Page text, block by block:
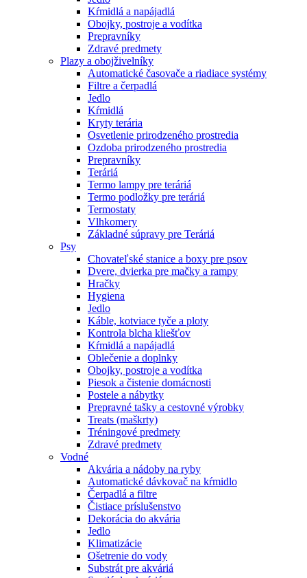
Kŕmidlá a napájadlá
Obojky, postroje a vodítka
Prepravníky
Zdravé predmety
Plazy a obojživelníky
Automatické časovače a riadiace systémy
Filtre a čerpadlá
Jedlo
Kŕmidlá
Kryty terária
Osvetlenie prirodzeného prostredia
Ozdoba prirodzeného prostredia
Prepravníky
Teráriá
Termo lampy pre teráriá
Termo podložky pre teráriá
Termostaty
Vlhkomery
Základné súpravy pre Teráriá
Psy
Chovateľské stanice a boxy pre psov
Dvere, dvierka pre mačky a rampy
Hračky
Hygiena
Jedlo
Káble, kotviace tyče a ploty
Kontrola blcha kliešťov
Kŕmidlá a napájadlá
Oblečenie a doplnky
Obojky, postroje a vodítka
Piesok a čistenie domácnosti
Postele a nábytky
Prepravné tašky a cestovné výrobky
Treats (maškrty)
Tréningové predmety
Zdravé predmety
Vodné
Akvária a nádoby na ryby
Automatické dávkovač na kŕmidlo
Čerpadlá a filtre
Čistiace príslušenstvo
Dekorácia do akvária
Jedlo
Klimatizácie
Ošetrenie do vody
Substrát pre akváriá